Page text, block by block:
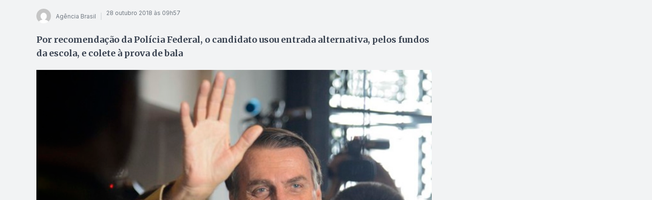
Agência Brasil 28 outubro 2018 às 09h57
Por recomendação da Polícia Federal, o candidato usou entrada alternativa, pelos fundos
da escola, e colete à prova de bala